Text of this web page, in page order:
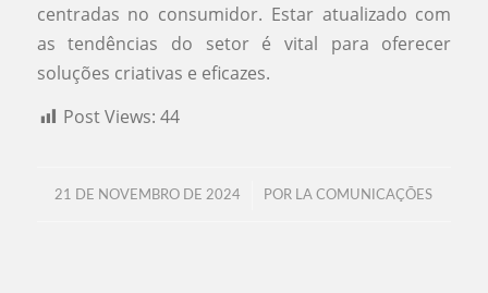
centradas no consumidor. Estar atualizado com
as tendências do setor é vital para oferecer
soluções criativas e eficazes.
Post Views: 44
21 DE NOVEMBRO DE 2024
/ POR LA COMUNICAÇÕES